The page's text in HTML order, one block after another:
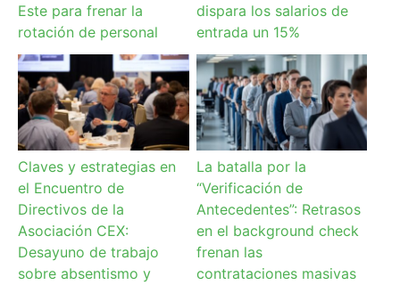
Este para frenar la
rotación de personal
dispara los salarios de
entrada un 15%
Claves y estrategias en
el Encuentro de
Directivos de la
Asociación CEX:
Desayuno de trabajo
sobre absentismo y
La batalla por la
“Verificación de
Antecedentes”: Retrasos
en el background check
frenan las
contrataciones masivas